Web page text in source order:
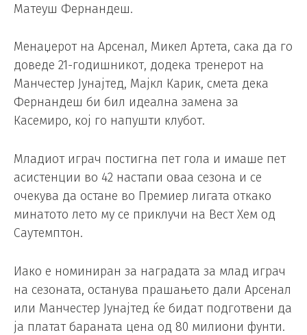
Матеуш Фернандеш.
Менаџерот на Арсенал, Микел Артета, сака да го
доведе 21-годишникот, додека тренерот на
Манчестер Јунајтед, Мајкл Карик, смета дека
Фернандеш би бил идеална замена за
Касемиро, кој го напушти клубот.
Младиот играч постигна пет гола и имаше пет
асистенции во 42 настапи оваа сезона и се
очекува да остане во Премиер лигата откако
минатото лето му се приклучи на Вест Хем од
Саутемптон.
Иако е номиниран за наградата за млад играч
на сезоната, останува прашањето дали Арсенал
или Манчестер Јунајтед ќе бидат подготвени да
ја платат бараната цена од 80 милиони фунти.